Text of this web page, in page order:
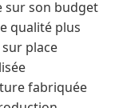
sur son budget
qualité plus
place
fabriquée